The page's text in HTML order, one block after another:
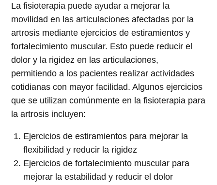
La fisioterapia puede ayudar a mejorar la
movilidad en las articulaciones afectadas por la
artrosis mediante ejercicios de estiramientos y
fortalecimiento muscular. Esto puede reducir el
dolor y la rigidez en las articulaciones,
permitiendo a los pacientes realizar actividades
cotidianas con mayor facilidad. Algunos ejercicios
que se utilizan comúnmente en la fisioterapia para
la artrosis incluyen:
Ejercicios de estiramientos para mejorar la
flexibilidad y reducir la rigidez
Ejercicios de fortalecimiento muscular para
mejorar la estabilidad y reducir el dolor